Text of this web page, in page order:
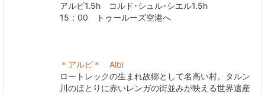
アルビ1.5h コルド･シュル･シエル1.5h
15：00 トゥールーズ空港へ
＊アルビ＊ Albi
ロートレックの生まれ故郷として名高い村。タルン
川のほとりに赤いレンガの街並みが映える世界遺産